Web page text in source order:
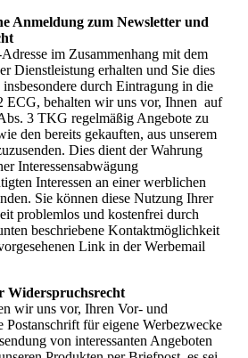
Anmeldung zum Newsletter und
im Zusammenhang mit dem
Dienstleistung erhalten und Sie dies
durch Eintragung in die
ECG, behalten wir uns vor, Ihnen auf
3 TKG regelmäßig Angebote zu
den bereits gekauften, aus unserem
Dies dient der Wahrung
Interessensabwägung
Interessen an einer werblichen
Sie können diese Nutzung Ihrer
problemlos und kostenfrei durch
beschriebene Kontaktmöglichkeit
Link in der Werbemail
Widerspruchsrecht
wir uns vor, Ihren Vor- und
Postanschrift für eigene Werbezwecke
von interessanten Angeboten